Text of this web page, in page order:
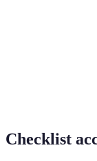
Checklist